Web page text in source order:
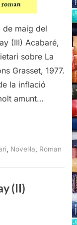
de maig del
(III) Acabaré,
sobre La
Grasset, 1977.
la inflació
amunt…
Novel·la Roman
(II)